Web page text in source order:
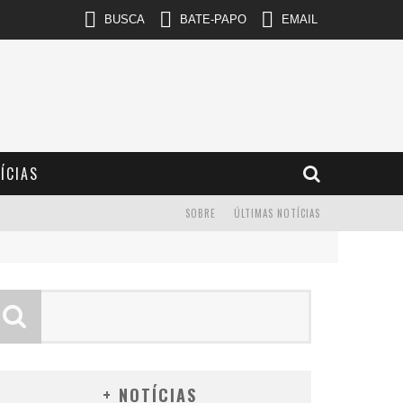
BUSCA BATE-PAPO EMAIL
ÚLTIMAS NOTÍCIAS
SOBRE
+ NOTÍCIAS